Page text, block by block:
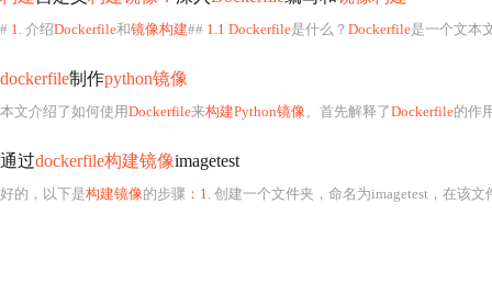
# 1. 介绍Dockerfile和镜像构建## 1.1 Dockerfile是什么？ Dockerfile是一个文本
dockerfile制作python镜像
本文介绍了如何使用Dockerfile来构建Python镜像。首先解释了Dockerfile的作
通过dockerfile构建镜像imagetest
好的，以下是构建镜像的步骤 ：1. 创建一个文件夹，命名为imagetest，在该